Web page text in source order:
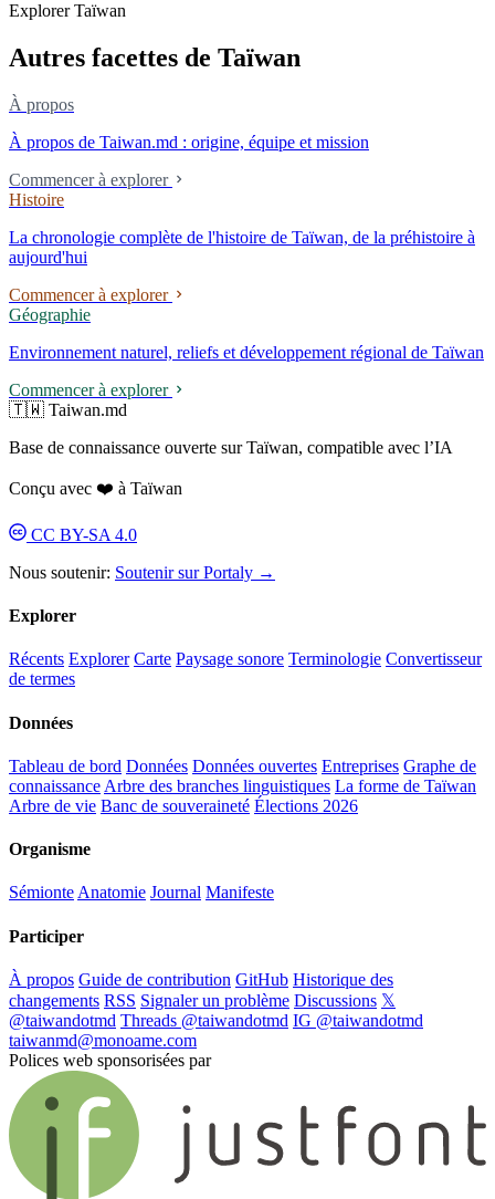
abaisser les barrières. Une entreprise qui fabrique des avions
deuxième usine dans l'Ohio.
Explorer Taïwan
Autres facettes de Taïwan
À propos
À propos de Taiwan.md : origine, équipe et mission
Commencer à explorer
Histoire
La chronologie complète de l'histoire de Taïwan, de la préhistoire à
aujourd'hui
Commencer à explorer
Géographie
Environnement naturel, reliefs et développement régional de Taïwan
Commencer à explorer
🇹🇼 Taiwan.md
Base de connaissance ouverte sur Taïwan, compatible avec l’IA
Conçu avec ❤️ à Taïwan
CC BY-SA 4.0
Nous soutenir: Soutenir sur Portaly →
Explorer
Récents Explorer Carte Paysage sonore Terminologie Convertisseur
de termes
Données
Tableau de bord Données Données ouvertes Entreprises Graphe de
connaissance Arbre des branches linguistiques La forme de Taïwan
Arbre de vie Banc de souveraineté Élections 2026
Organisme
SémionteAnatomie Journal Manifeste
Participer
À propos Guide de contribution GitHub Historique des
changements RSS Signaler un problème Discussions 𝕏
@taiwandotmd Threads @taiwandotmd IG @taiwandotmd
taiwanmd@monoame.com
Polices web sponsorisées par